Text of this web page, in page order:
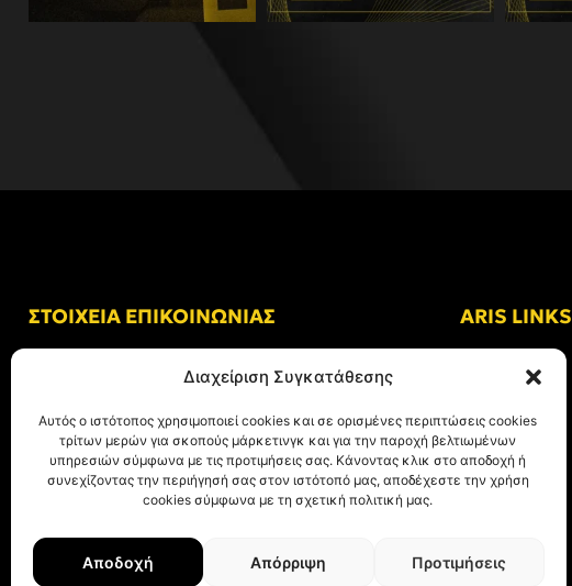
Διαχείριση Συγκατάθεσης
Αυτός ο ιστότοπος χρησιμοποιεί cookies και σε ορισμένες περιπτώσεις cookies
τρίτων μερών για σκοπούς μάρκετινγκ και για την παροχή βελτιωμένων
υπηρεσιών σύμφωνα με τις προτιμήσεις σας. Κάνοντας κλικ στο αποδοχή ή
συνεχίζοντας την περιήγησή σας στον ιστότοπό μας, αποδέχεστε την χρήση
cookies σύμφωνα με τη σχετική πολιτική μας.
Αποδοχή Απόρριψη Προτιμήσεις
ΣΤΟΙΧΕΙΑ ΕΠΙΚΟΙΝΩΝΙΑΣ
Αλκμήνης 69, Χαριλάου
Τ.Κ. 54249 Θεσσαλονίκη
Tηλ. Επικοινωνίας:+30 (2310) 305 402
E-mail:
info@aris.gr
ARIS LINKS